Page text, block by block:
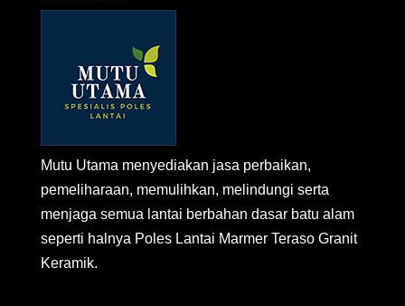
Mutu Utama menyediakan jasa perbaikan,
pemeliharaan, memulihkan, melindungi serta
menjaga semua lantai berbahan dasar batu alam
seperti halnya Poles Lantai Marmer Teraso Granit
Keramik.